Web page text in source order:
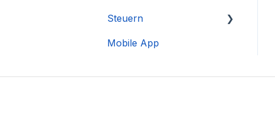
Steuern
DAC 7
Mobile App